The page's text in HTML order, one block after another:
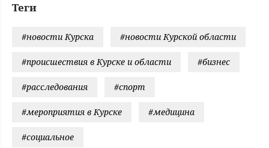
Теги
#новости Курска #новости Курской области
#происшествия в Курске и области #бизнес
#расследования #спорт
#мероприятия в Курске #медицина
#социальное